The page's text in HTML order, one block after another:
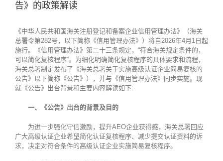
告》的政策解读
《中华人民共和国海关注册登记和备案企业信用管理办法》（海关
总署令第282号，以下简称《信用管理办法》）将自2026年4月1日起
施行。《信用管理办法》第二十三条规定，“符合海关规定条件的，
可以简化复核程序”。为细化明确简化复核程序的具体要求和流程，
海关总署制定发布了《海关总署关于实施高级认证企业简易复核的
公告》以下简称《公告》），并与《信用管理办法》同步实施。现
就《公告》出台背景和主要内容解读如下:
一、《公告》出台的背景及目的
为进一步强化守信激励，提升AEO企业获得感，海关总署回应
广大高级认证企业希望简化认证复核程序、减少提交认证资料的诉
求，决定对符合条件的高级认证企业实施简易复核程序。